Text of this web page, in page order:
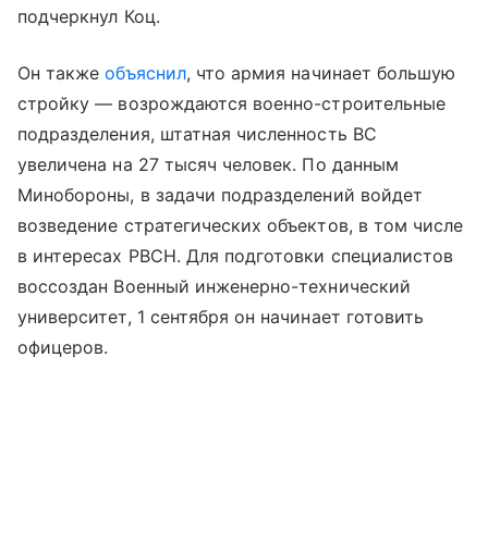
подчеркнул Коц.
Он такжеобъяснил, что армия начинает большую
стройку — возрождаются военно-строительные
подразделения, штатная численность ВС
увеличена на 27 тысяч человек. По данным
Минобороны, в задачи подразделений войдет
возведение стратегических объектов, в том числе
в интересах РВСН. Для подготовки специалистов
воссоздан Военный инженерно-технический
университет, 1 сентября он начинает готовить
офицеров.